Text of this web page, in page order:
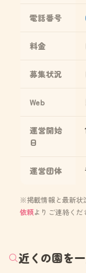
電話番号
料金
募集状況
Web
運営開始
日
運営団体
※掲載情報と最新状
依頼よりご連絡くだ
近くの園を